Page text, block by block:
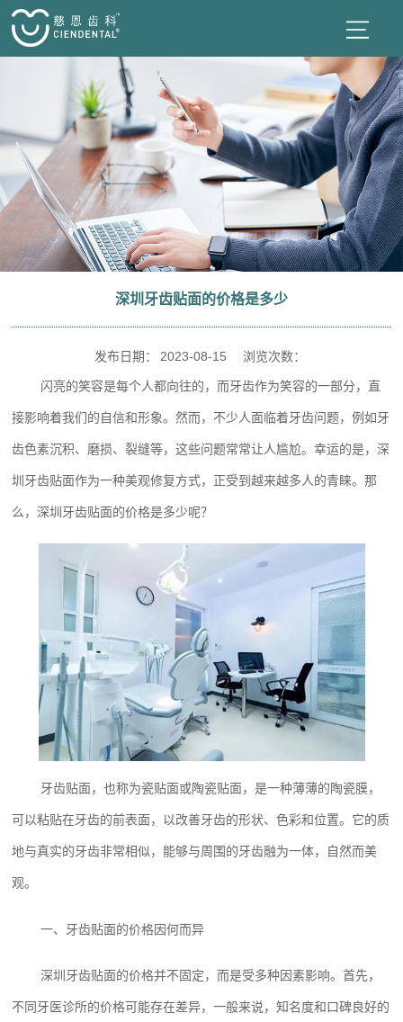
深圳牙齿贴面的价格是多少
发布日期： 2023-08-15 浏览次数：
闪亮的笑容是每个人都向往的，而牙齿作为笑容的一部分，直
接影响着我们的自信和形象。然而，不少人面临着牙齿问题，例如牙
齿色素沉积、磨损、裂缝等，这些问题常常让人尴尬。幸运的是，深
圳牙齿贴面作为一种美观修复方式，正受到越来越多人的青睐。那
么，深圳牙齿贴面的价格是多少呢？
牙齿贴面，也称为瓷贴面或陶瓷贴面，是一种薄薄的陶瓷膜，
可以粘贴在牙齿的前表面，以改善牙齿的形状、色彩和位置。它的质
地与真实的牙齿非常相似，能够与周围的牙齿融为一体，自然而美
观。
一、牙齿贴面的价格因何而异
深圳牙齿贴面的价格并不固定，而是受多种因素影响。首先，
不同牙医诊所的价格可能存在差异，一般来说，知名度和口碑良好的